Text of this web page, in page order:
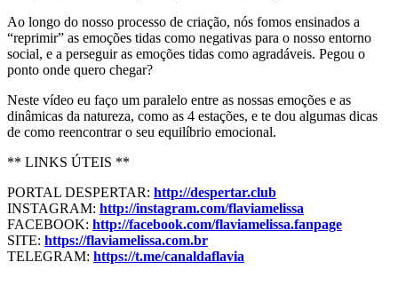
Ao longo do nosso processo de criação, nós fomos ensinados a
“reprimir” as emoções tidas como negativas para o nosso entorno
social, e a perseguir as emoções tidas como agradáveis. Pegou o
ponto onde quero chegar?
Neste vídeo eu faço um paralelo entre as nossas emoções e as
dinâmicas da natureza, como as 4 estações, e te dou algumas dicas
de como reencontrar o seu equilíbrio emocional.
** LINKS ÚTEIS **
PORTAL DESPERTAR: http://despertar.club
INSTAGRAM: http://instagram.com/flaviamelissa
FACEBOOK: http://facebook.com/flaviamelissa.fanpage
SITE: https://flaviamelissa.com.br
TELEGRAM: https://t.me/canaldaflavia